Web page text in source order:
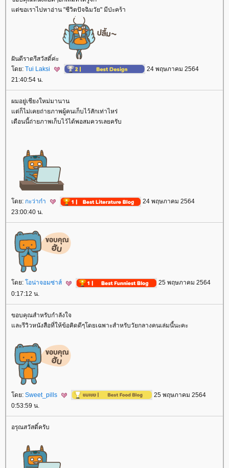
ต่ขอเราไปหาอ่าน "ชีวิตปัจฉิมวัย" มีป่ะคร้า
ฝันดีราตรีสวัสดิ์ค่ะ
ดย: Tui Laksi
24 พฤษภาคม 2564
21:40:54 น.
ผมอยู่เชียงใหม่มานาน
ต่ก็ไม่เคยถ่ายภาพผู้คนเก็บไว้สักเท่าไหร่
เดือนนี้ถ่ายภาพเก็บไว้ได้พอสมควรเลยครับ
ดย: กะว่าก๋า
24 พฤษภาคม 2564
23:00:40 น.
ดย: อน่าจอมซ่าส์
25 พฤษภาคม 2564
0:17:12 น.
ขอบคุณสำหรับกำลังใจ
ละรีวิวหนังสือที่ให้ข้อคิดดีๆโดยเฉพาะสำหรับวัยกลางคนเล่มนี้นะคะ
ดย: Sweet_pills
25 พฤษภาคม 2564
0:53:59 น.
อรุณสวัสดิ์ครับ